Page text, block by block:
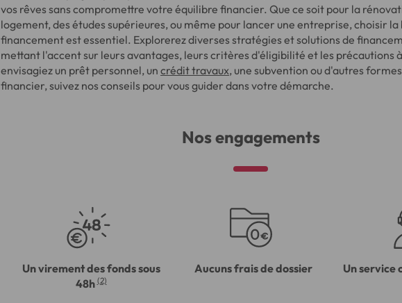
vos rêves sans compromettre votre équilibre financier. Que ce soit pour la
logement, des études supérieures, ou même pour lancer une entreprise, choisir
financement est essentiel. Explorerez diverses stratégies et solutions de
mettant l'accent sur leurs avantages, leurs critères d'éligibilité et les précautions
envisagiez un prêt personnel, un crédit travaux, une subvention ou d'autres
financier, suivez nos conseils pour vous guider dans votre démarche.
Nos engagements
Un virement des fonds sous
48h (2)
Aucuns frais de dossier Un